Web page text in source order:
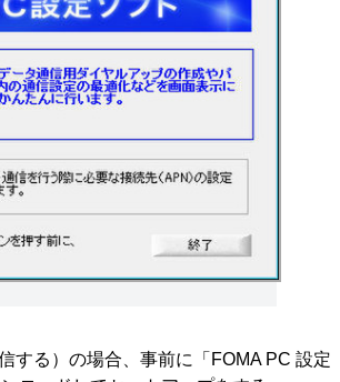
る）の場合、事前に「FOMA PC 設定